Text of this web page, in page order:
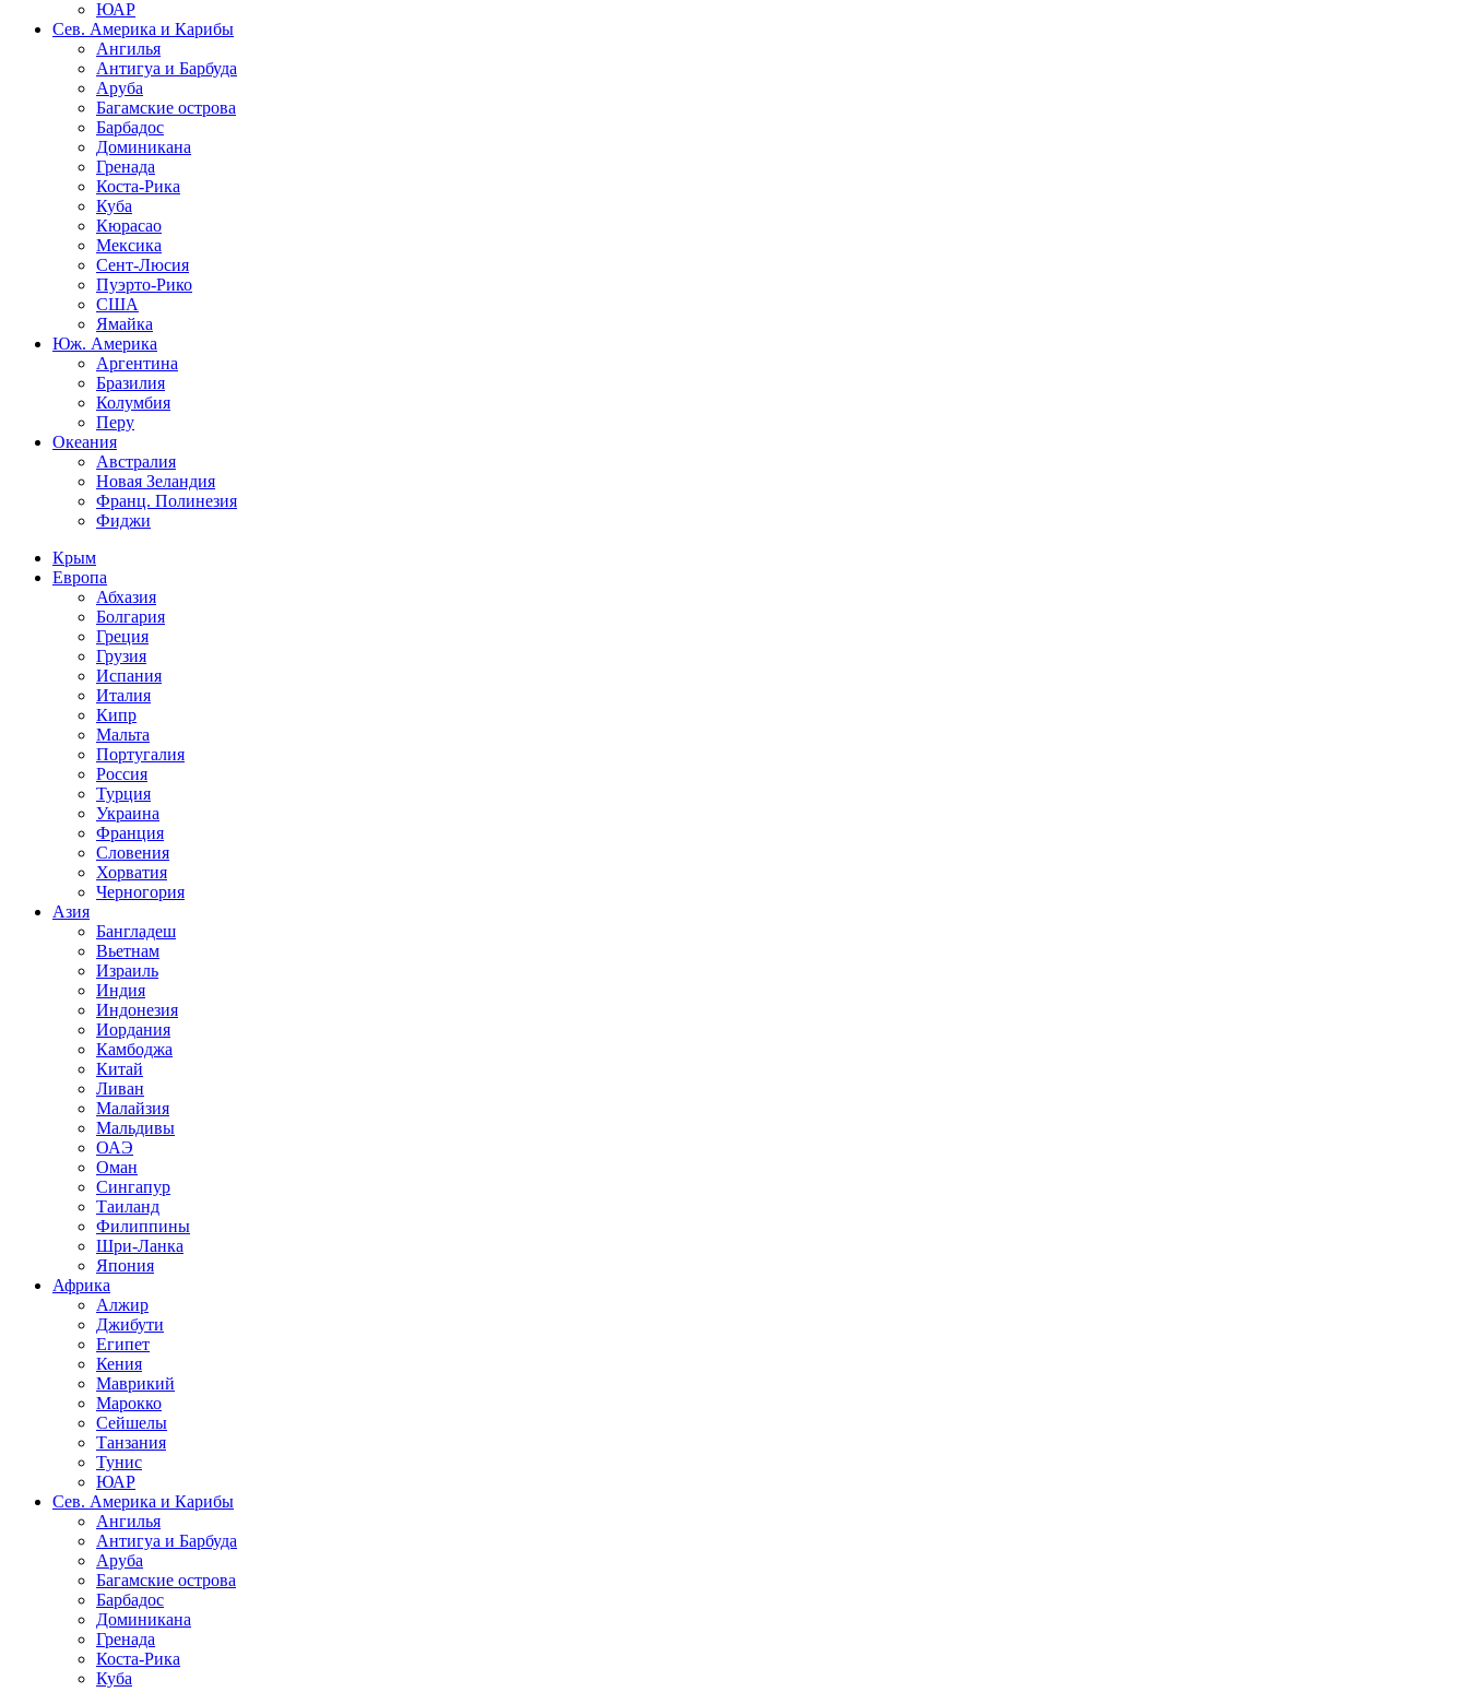
ЮАР
Сев. Америка и Карибы
Ангилья
Антигуа и Барбуда
Аруба
Багамские острова
Барбадос
Доминикана
Гренада
Коста-Рика
Куба
Кюрасао
Мексика
Сент-Люсия
Пуэрто-Рико
США
Ямайка
Юж. Америка
Аргентина
Бразилия
Колумбия
Перу
Океания
Австралия
Новая Зеландия
Франц. Полинезия
Фиджи
Крым
Европа
Абхазия
Болгария
Греция
Грузия
Испания
Италия
Кипр
Мальта
Португалия
Россия
Турция
Украина
Франция
Словения
Хорватия
Черногория
Азия
Бангладеш
Вьетнам
Израиль
Индия
Индонезия
Иордания
Камбоджа
Китай
Ливан
Малайзия
Мальдивы
ОАЭ
Оман
Сингапур
Таиланд
Филиппины
Шри-Ланка
Япония
Африка
Алжир
Джибути
Египет
Кения
Маврикий
Марокко
Сейшелы
Танзания
Тунис
ЮАР
Сев. Америка и Карибы
Ангилья
Антигуа и Барбуда
Аруба
Багамские острова
Барбадос
Доминикана
Гренада
Коста-Рика
Куба